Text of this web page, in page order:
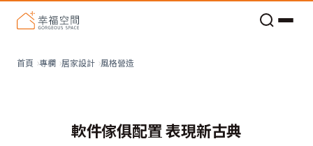
首頁 專欄 居家設計 風格營造
軟件傢俱配置 表現新古典